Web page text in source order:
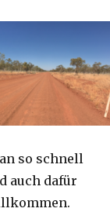
so schnell
auch dafür